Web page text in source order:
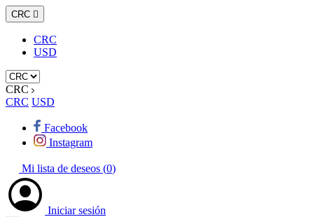
CRC 
CRC
USD
CRC
CRC USD
Facebook
Instagram
Mi lista de deseos (0)
Iniciar sesión